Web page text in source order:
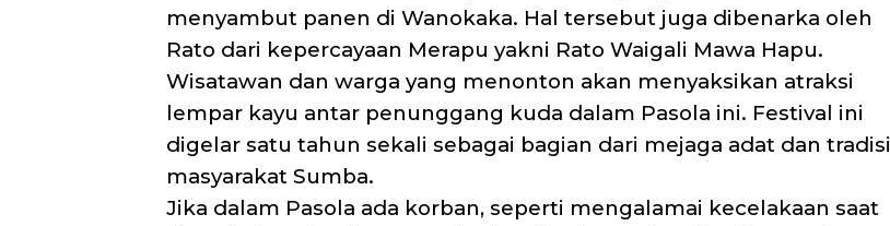
menyambut panen di Wanokaka. Hal tersebut juga dibenarka oleh
Rato dari kepercayaan Merapu yakni Rato Waigali Mawa Hapu.
Wisatawan dan warga yang menonton akan menyaksikan atraksi
lempar kayu antar penunggang kuda dalam Pasola ini. Festival ini
digelar satu tahun sekali sebagai bagian dari mejaga adat dan tradisi
masyarakat Sumba.
Jika dalam Pasola ada korban, seperti mengalamai kecelakaan saat